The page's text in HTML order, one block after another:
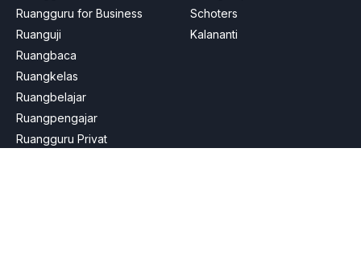
Ruangguru for Business
Ruanguji
Ruangbaca
Ruangkelas
Ruangbelajar
Ruangpengajar
Ruangguru Privat
Schoters
Kalananti